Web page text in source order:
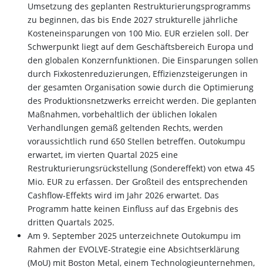
Umsetzung des geplanten Restrukturierungsprogramms
zu beginnen, das bis Ende 2027 strukturelle jährliche
Kosteneinsparungen von 100 Mio. EUR erzielen soll. Der
Schwerpunkt liegt auf dem Geschäftsbereich Europa und
den globalen Konzernfunktionen. Die Einsparungen sollen
durch Fixkostenreduzierungen, Effizienzsteigerungen in
der gesamten Organisation sowie durch die Optimierung
des Produktionsnetzwerks erreicht werden. Die geplanten
Maßnahmen, vorbehaltlich der üblichen lokalen
Verhandlungen gemäß geltenden Rechts, werden
voraussichtlich rund 650 Stellen betreffen. Outokumpu
erwartet, im vierten Quartal 2025 eine
Restrukturierungsrückstellung (Sondereffekt) von etwa 45
Mio. EUR zu erfassen. Der Großteil des entsprechenden
Cashflow-Effekts wird im Jahr 2026 erwartet. Das
Programm hatte keinen Einfluss auf das Ergebnis des
dritten Quartals 2025.
Am 9. September 2025 unterzeichnete Outokumpu im
Rahmen der EVOLVE-Strategie eine Absichtserklärung
(MoU) mit Boston Metal, einem Technologieunternehmen,